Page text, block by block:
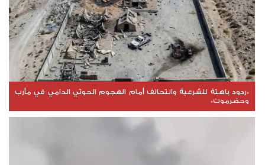
*ردود باهتة للشرعية والتحالف أمام الهجوم الحوثي الدامي في مأرب
وحضرموت*